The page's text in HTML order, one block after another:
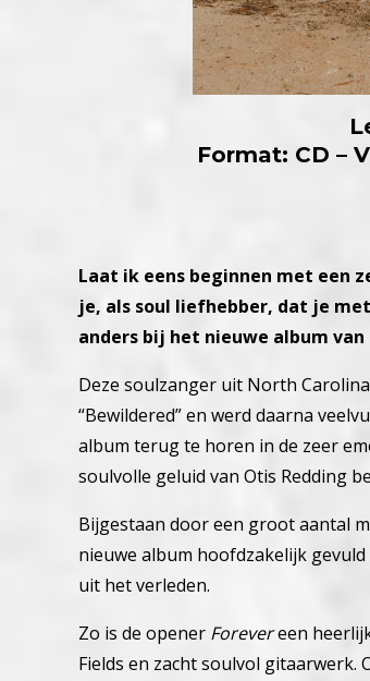
Format: CD –
Laat ik eens beginnen met een
je, als soul liefhebber, dat je
anders bij het nieuwe album
Deze soulzanger uit North
“Bewildered” en werd daarna
album terug te horen in de zeer
soulvolle geluid van Otis Redding
Bijgestaan door een groot aantal
nieuwe album hoofdzakelijk
uit het verleden.
Zo is de opener Forevereen
Fields en zacht soulvol gitaarwerk.